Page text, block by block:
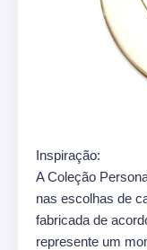
Inspiração:
A Coleção
nas escolhas de
fabricada de
represente um